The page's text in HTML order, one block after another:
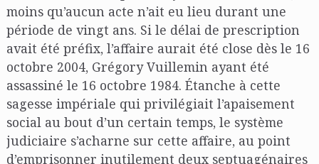
moins qu’aucun acte n’ait eu lieu durant une
période de vingt ans. Si le délai de prescription
avait été préfix, l’affaire aurait été close dès le 16
octobre 2004, Grégory Vuillemin ayant été
assassiné le 16 octobre 1984. Étanche à cette
sagesse impériale qui privilégiait l’apaisement
social au bout d’un certain temps, le système
judiciaire s’acharne sur cette affaire, au point
d’emprisonner inutilement deux septuagénaires